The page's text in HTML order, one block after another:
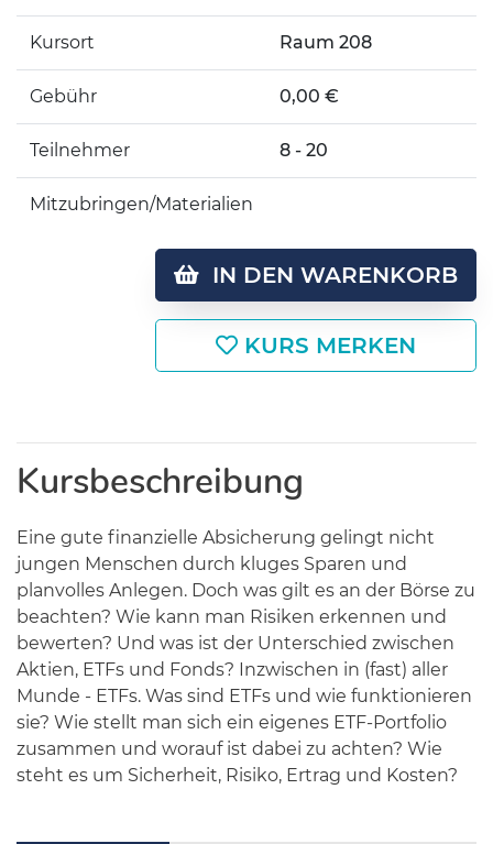
Kursort Raum 208
Gebühr 0,00 €
Teilnehmer 8 - 20
Mitzubringen/Materialien
IN DEN WARENKORB
KURS MERKEN
Kursbeschreibung
Eine gute finanzielle Absicherung gelingt nicht
jungen Menschen durch kluges Sparen und
planvolles Anlegen. Doch was gilt es an der Börse zu
beachten? Wie kann man Risiken erkennen und
bewerten? Und was ist der Unterschied zwischen
Aktien, ETFs und Fonds? Inzwischen in (fast) aller
Munde - ETFs. Was sind ETFs und wie funktionieren
sie? Wie stellt man sich ein eigenes ETF-Portfolio
zusammen und worauf ist dabei zu achten? Wie
steht es um Sicherheit, Risiko, Ertrag und Kosten?